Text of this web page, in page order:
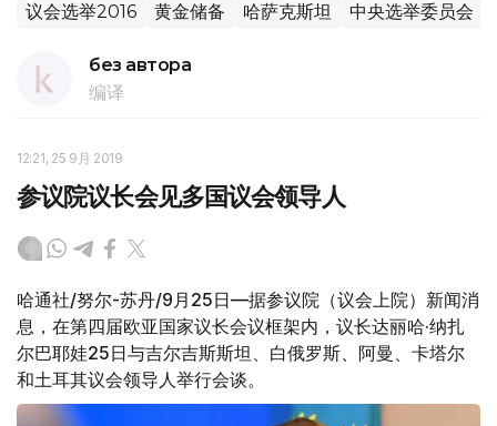
议会选举2016 黄金储备 哈萨克斯坦 中央选举委员会
без автора
编译
12:21, 25 9月 2019
参议院议长会见多国议会领导人
哈通社/努尔-苏丹/9月25日—据参议院（议会上院）新闻消
息，在第四届欧亚国家议长会议框架内，议长达丽哈·纳扎
尔巴耶娃25日与吉尔吉斯斯坦、白俄罗斯、阿曼、卡塔尔
和土耳其议会领导人举行会谈。